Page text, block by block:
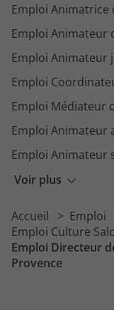
Voir plus
Emploi Animatrice
Emploi Animateur
Emploi Animateur
Emploi
Emploi Médiateur
Emploi Animateur
Emploi Animateur
Emploi Animateur
Emploi Animateur
Accueil Emploi
Emploi Culture
Emploi Directeur
Provence